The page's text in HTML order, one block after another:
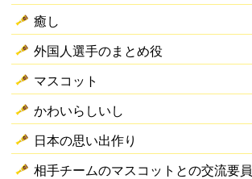
癒し
外国人選手のまとめ役
マスコット
かわいらしいし
日本の思い出作り
相手チームのマスコットとの交流要員